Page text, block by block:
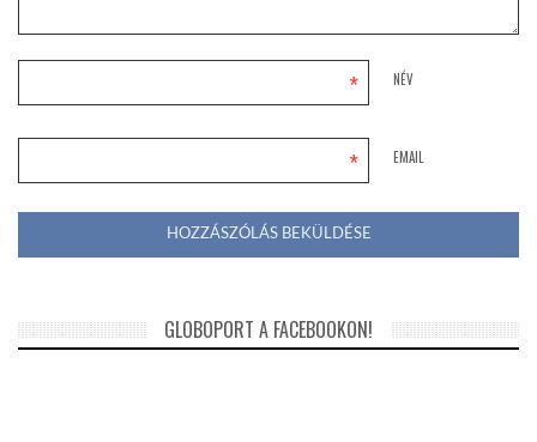
NÉV
*
EMAIL
*
GLOBOPORT A FACEBOOKON!